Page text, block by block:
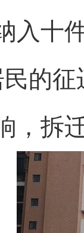
入十
的征
，拆